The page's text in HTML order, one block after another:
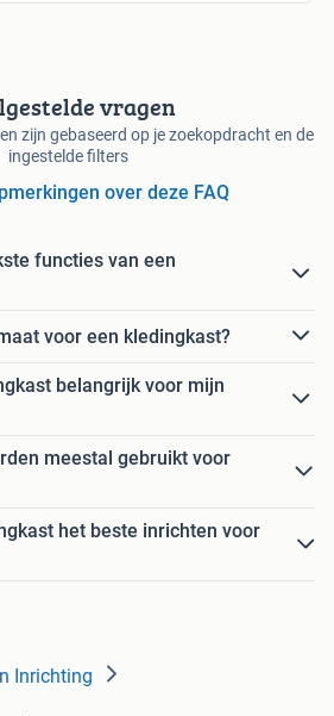
vragen
zijn gebaseerd op je zoekopdracht en de
ingestelde filters
over deze FAQ
functies van een
voor een kledingkast?
belangrijk voor mijn
meestal gebruikt voor
het beste inrichten voor
Inrichting